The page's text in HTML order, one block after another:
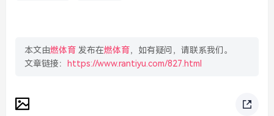
本文由燃体育 发布在燃体育，如有疑问，请联系我们。
文章链接：
https://www.rantiyu.com/827.html